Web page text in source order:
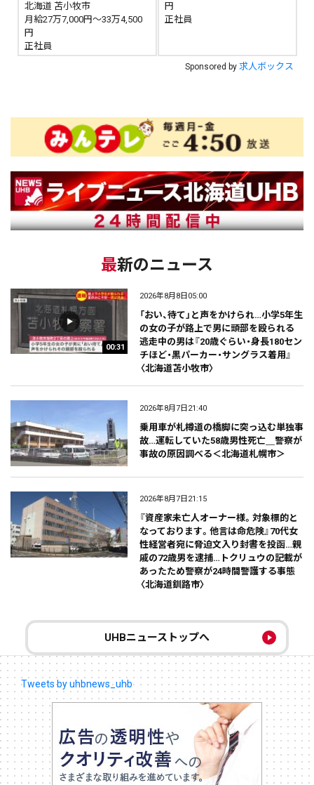
北海道 苫小牧市
月給27万7,000円～33万4,500
円
正社員
円
正社員
Sponsored by 求人ボックス
最新のニュース
00:31
2026年8月8日05:00
「おい、待て」と声をかけられ…小学5年生
の女の子が路上で男に頭部を殴られる
逃走中の男は『20歳ぐらい・身長180セン
チほど・黒パーカー・サングラス着用』
〈北海道苫小牧市〉
2026年8月7日21:40
乗用車が札樽道の橋脚に突っ込む単独事
故…運転していた58歳男性死亡＿警察が
事故の原因調べる＜北海道札幌市＞
2026年8月7日21:15
『資産家未亡人オーナー様。対象標的と
なっております。他言は命危険』70代女
性経営者宛に脅迫文入り封書を投函…親
戚の72歳男を逮捕…トクリュウの記載が
あったため警察が24時間警護する事態
〈北海道釧路市〉
UHBニューストップへ
Tweets by uhbnews_uhb